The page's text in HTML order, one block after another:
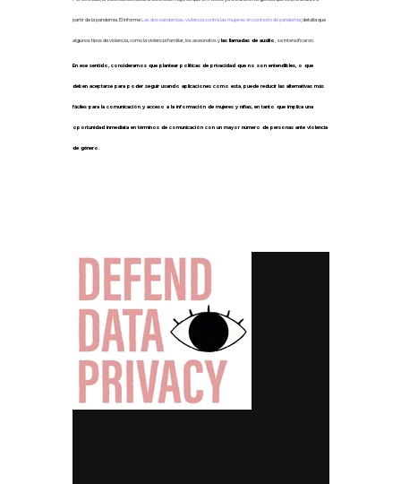
partir de la pandemia. El informeLas dos pandemias, violencia contra las mujeres en contexto de pandemia; detalla que
algunos tipos de violencia, como la violencia familiar, los asesinatos ylas llamadas de auxilio , se intensificaron.
En ese sentido, consideramos que plantear políticas de privacidad que no son entendibles, o que
deben aceptarse para poder seguir usando aplicaciones como esta, puede reducir las alternativas más
fáciles para la comunicación y acceso a la información de mujeres y niñas, en tanto que implica una
oportunidad inmediata en términos de comunicación con un mayor número de personas ante violencia
de género.